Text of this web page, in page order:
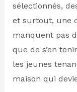
sélectionnés,
et surtout, une
manquent pas
que de s’en
les jeunes
maison qui